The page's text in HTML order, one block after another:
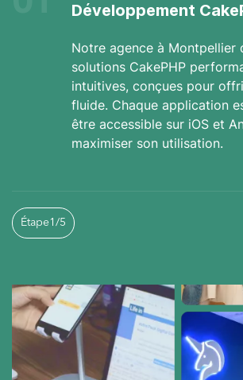
Développement
Notre agence à Montpellier
solutions CakePHP
intuitives, conçues pour
fluide. Chaque application
être accessible sur iOS et
maximiser son utilisation.
Étape1 /5